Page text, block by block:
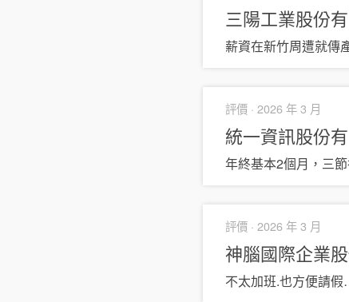
三陽工業股份
薪資在新竹周遭就傳
評價 · 2026 年 3 月
統一資訊股份
年終基本2個月，三
評價 · 2026 年 3 月
神腦國際企業
不太加班.也方